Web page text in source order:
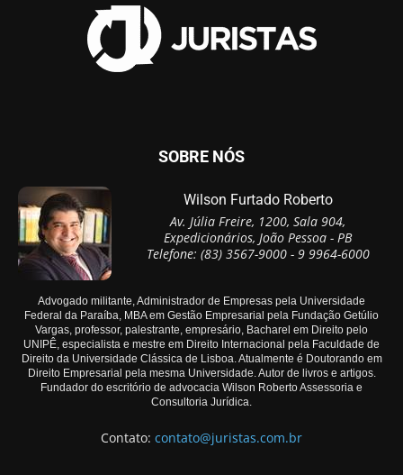
SOBRE NÓS
Wilson Furtado Roberto
Av. Júlia Freire, 1200, Sala 904,
Expedicionários, João Pessoa - PB
Telefone: (83) 3567-9000 - 9 9964-6000
Advogado militante, Administrador de Empresas pela Universidade
Federal da Paraíba, MBA em Gestão Empresarial pela Fundação Getúlio
Vargas, professor, palestrante, empresário, Bacharel em Direito pelo
UNIPÊ, especialista e mestre em Direito Internacional pela Faculdade de
Direito da Universidade Clássica de Lisboa. Atualmente é Doutorando em
Direito Empresarial pela mesma Universidade. Autor de livros e artigos.
Fundador do escritório de advocacia Wilson Roberto Assessoria e
Consultoria Jurídica.
Contato: contato@juristas.com.br